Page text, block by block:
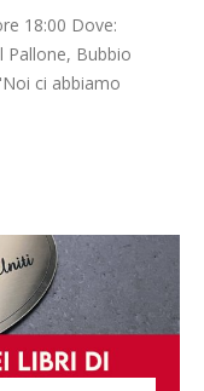
18:00 Dove:
Pallone, Bubbio
ci abbiamo